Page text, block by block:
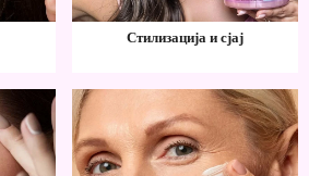
Стилизација и сјај